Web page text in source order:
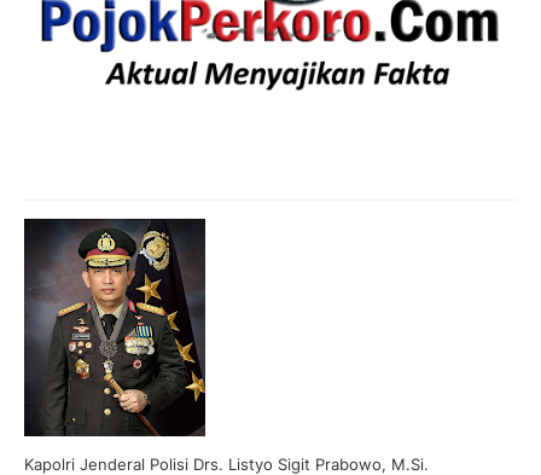
Kapolri Jenderal Polisi Drs. Listyo Sigit Prabowo, M.Si.